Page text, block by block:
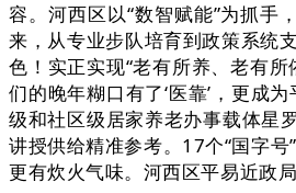
容。河西区以“数智赋能”为抓
来，从专业步队培育到政策系统
色！实正实现“老有所养、老有
们的晚年糊口有了‘医靠’，更成
级和社区级居家养老办事载体星
讲授供给精准参考。17个“国字
更有炊火气味。河西区平易近政